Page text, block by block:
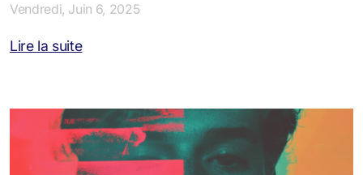
Vendredi, Juin 6, 2025
Lire la suite